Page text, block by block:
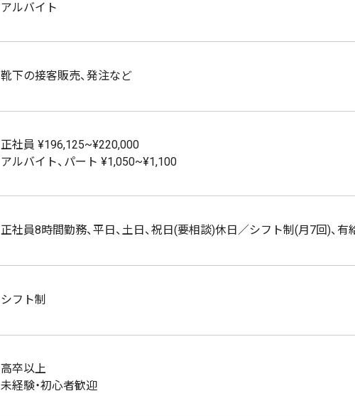
アルバイト
靴下の接客販売、発注など
正社員 ¥196,125~¥220,000
アルバイト、パート ¥1,050~¥1,100
正社員8時間勤務、平日、土日、祝日(要相談)休日／シフト制(月7回)、有
シフト制
高卒以上
未経験・初心者歓迎